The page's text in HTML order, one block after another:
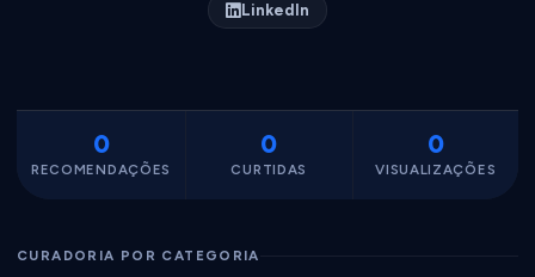
LinkedIn
0
RECOMENDAÇÕES
0
CURTIDAS
0
VISUALIZAÇÕES
CURADORIA POR CATEGORIA